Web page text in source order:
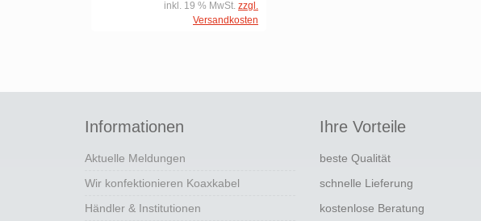
inkl. 19 % MwSt. zzgl.
Versandkosten
Informationen
Aktuelle Meldungen
Wir konfektionieren Koaxkabel
Händler & Institutionen
Ihre Vorteile
beste Qualität
schnelle Lieferung
kostenlose Beratung